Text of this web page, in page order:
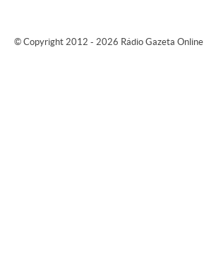
© Copyright 2012 - 2026 Rádio Gazeta Online